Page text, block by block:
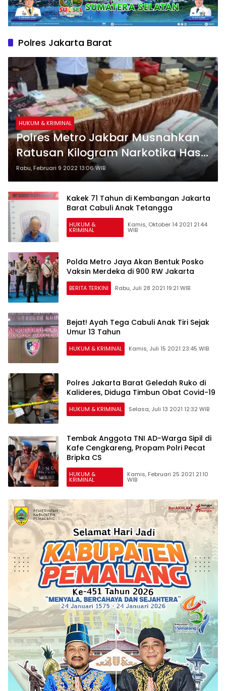
Polres Jakarta Barat
HUKUM & KRIMINAL
Polres Metro Jakbar Musnahkan
Ratusan Kilogram Narkotika Hasil
Tangkapan Selama 3 Bulan
Rabu, Februari 9 2022 13:06 WIB
Kakek 71 Tahun di Kembangan Jakarta
Barat Cabuli Anak Tetangga
HUKUM &
KRIMINAL
Kamis, Oktober 14 2021 21:44
WIB
Polda Metro Jaya Akan Bentuk Posko
Vaksin Merdeka di 900 RW Jakarta
BERITA TERKINI Rabu, Juli 28 2021 19:21 WIB
Bejat! Ayah Tega Cabuli Anak Tiri Sejak
Umur 13 Tahun
HUKUM & KRIMINAL Kamis, Juli 15 2021 23:45 WIB
Polres Jakarta Barat Geledah Ruko di
Kalideres, Diduga Timbun Obat Covid-19
HUKUM & KRIMINAL Selasa, Juli 13 2021 12:32 WIB
Tembak Anggota TNI AD-Warga Sipil di
Kafe Cengkareng, Propam Polri Pecat
Bripka CS
HUKUM &
KRIMINAL
Kamis, Februari 25 2021 21:10
WIB